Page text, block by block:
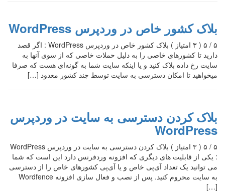
بلاک کشور خاص در وردپرس WordPress
۵ / ۵ ( ۳ امتیاز ) بلاک کشور خاص در وردپرس WordPress : اگر قصد
دارید تا کشورهای خاصی را به دلیل حملات خاصی که از سوی آنها به
سایت رخ داده بلاک کنید و یا اینکه سایت شما به گونه‌ای هست که صرفا
میخواهید تا امکان دسترسی به سایت توسط چند کشور معدود […]
بلاک کردن دسترسی به سایت در وردپرس
WordPress
۵ / ۵ ( ۳ امتیاز ) بلاک کردن دسترسی به سایت در وردپرس WordPress
: یکی از قابلیت های دیگری که افزونه وردفرنس دارد این است که شما
می توانید یک تعداد آی‌پی خاص و یا آی‌پی کشورهای خاص را از دسترسی
به سایت محروم کنید. پس از نصب و فعال سازی افزونه Wordfence
[…]